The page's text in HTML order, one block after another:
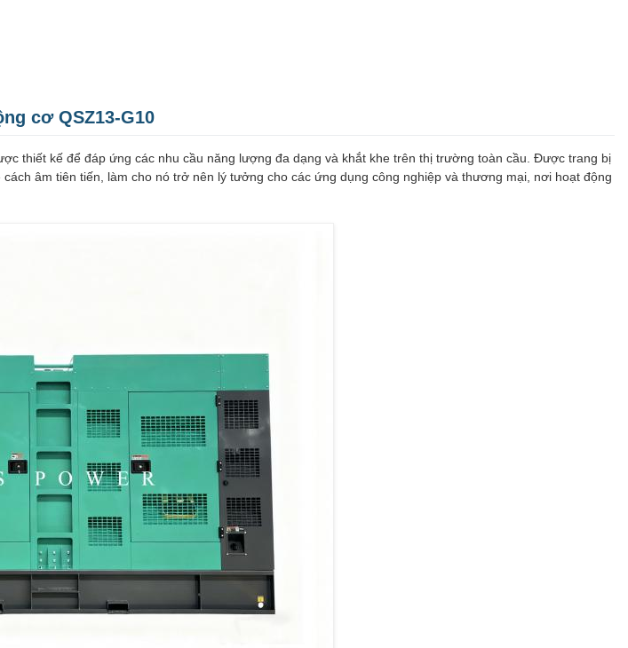
cơ QSZ13-G10
thiết kế để đáp ứng các nhu cầu năng lượng đa dạng và khắt khe trên thị trường toàn cầu. Được trang bị
âm tiên tiến, làm cho nó trở nên lý tưởng cho các ứng dụng công nghiệp và thương mại, nơi hoạt động